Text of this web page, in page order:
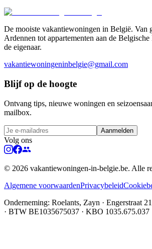
De mooiste vakantiewoningen in België. Van
Ardennen tot appartementen aan de
de eigenaar.
vakantiewoningeninbelgie@gmail.com
Blijf op de hoogte
Ontvang tips, nieuwe woningen en
mailbox.
Aanmelden
Volg ons
© 2026 vakantiewoningen-in-belgie.be. Alle
Algemene voorwaardenPrivacybeleid
Onderneming: Roelants, Zayn · Engerstraat
· BTW BE1035675037 · KBO 1035.675.037